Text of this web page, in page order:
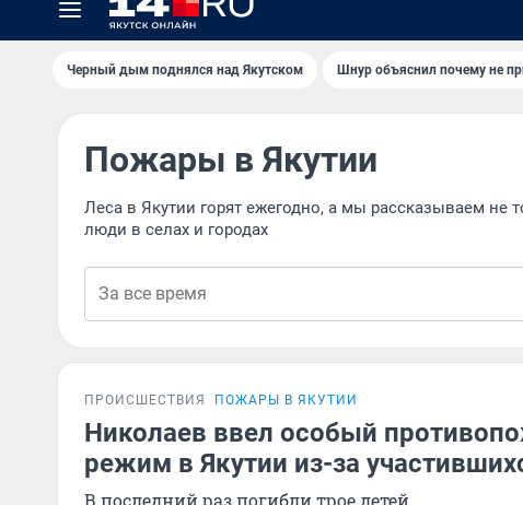
Черный дым поднялся над Якутском Шнур объяснил почему не
Пожары в Якутии
Леса в Якутии горят ежегодно, а мы рассказываем не
люди в селах и городах
ПРОИСШЕСТВИЯ ПОЖАРЫ В ЯКУТИИ
Николаев ввел особый
режим в Якутии из-за
В последний раз погибли трое детей